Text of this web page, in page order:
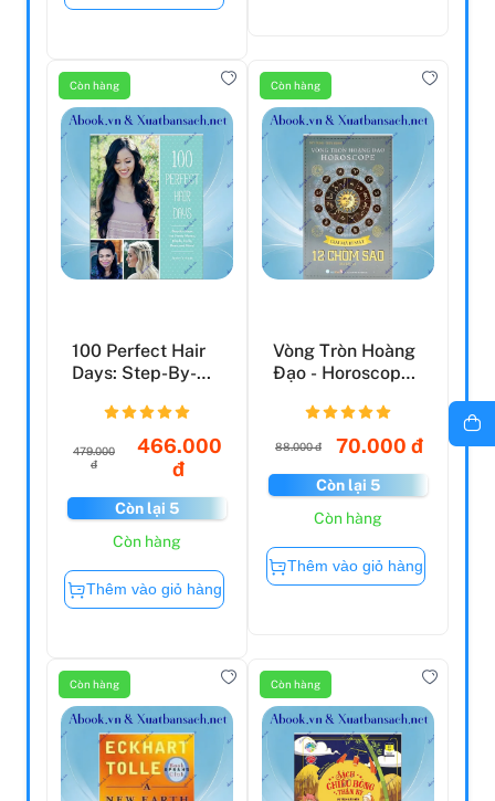
Còn hàng
100 Perfect Hair
Days: Step-By-
Wa...
479.000
đ
466.000
đ
Còn lại 5
Còn hàng
Thêm vào giỏ hàng
Còn hàng
Vòng Tròn Hoàng
Đạo - Horoscope -
88.000 đ 70.000 đ
Còn lại 5
Còn hàng
Thêm vào giỏ hàng
Còn hàng Còn hàng